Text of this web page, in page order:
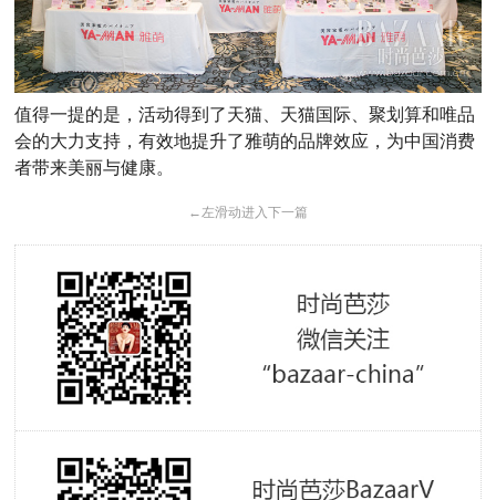
值得一提的是，活动得到了天猫、天猫国际、聚划算和唯品
会的大力支持，有效地提升了雅萌的品牌效应，为中国消费
者带来美丽与健康。
← 左滑动进入下一篇